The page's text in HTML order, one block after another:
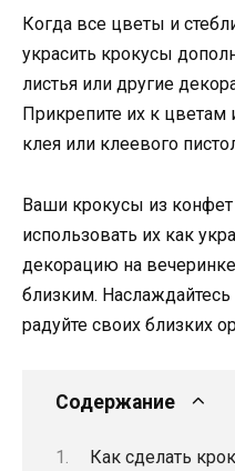
Когда все цветы и
украсить крокусы
листья или другие
Прикрепите их к
клея или клеевого
Ваши крокусы из
использовать их как
декорацию на
близким.
радуйте своих близких
Содержание
Как сделать